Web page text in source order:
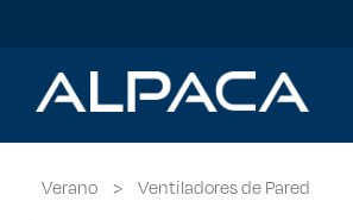
Verano > Ventiladores de Pared